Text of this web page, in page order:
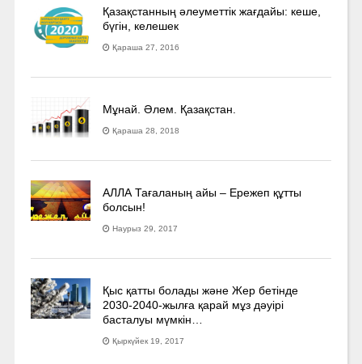
Қазақстанның әлеуметтік жағдайы: кеше,
бүгін, келешек
Қараша 27, 2016
Мұнай. Әлем. Қазақстан.
Қараша 28, 2018
АЛЛА Тағаланың айы – Ережеп құтты
болсын!
Наурыз 29, 2017
Қыс қатты болады және Жер бетінде
2030-2040­-жылға қарай мұз дәуірі
басталуы мүмкін…
Қыркүйек 19, 2017